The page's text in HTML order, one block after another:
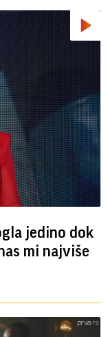
jedino dok
mi najviše